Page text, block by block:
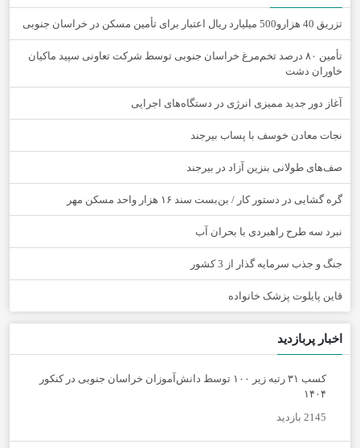
تزریق 40 هزارو500 میلیارد ریال اعتبار برای تأمین مسکن در خراسان جنوبی
تأمین ۸۰ درصد تخم‌مرغ خراسان جنوبی توسط شرکت تعاونی سپید ماکیان
خاوران دشت
آغاز دور جدید ممیزی انرژی در دستگاه‌های اجرایی
نجات معادن خوسف با پساب بیرجند
صف‌های طولانی بنزین آزاد در بیرجند
گره گشایی در دستور کار / بن‌بست سند ۱۶ هزار واحد مسکن مهر
نبرد سه طرح راهبردی با بحران آب
جنگ و جذب سرمایه گذار از 3 کشور
قاین پایلوت پزشک خانواده
اخبار پربازدید
کسب ۳۱ رتبه زیر ۱۰۰ توسط دانش‌آموزان خراسان جنوبی در کنکور
۱۴۰۴
2145 بازدید